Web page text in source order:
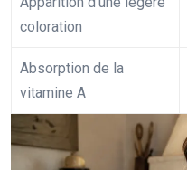
coloration
Absorption de la
vitamine A